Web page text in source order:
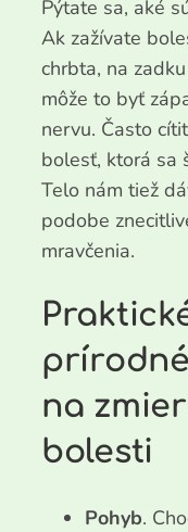
Pýtate sa, aké
Ak zažívate
chrbta, na
môže to byť
nervu. Často
bolesť, ktorá sa
Telo nám tiež
podobe
mravčenia.
na
bolesti
Pohyb.